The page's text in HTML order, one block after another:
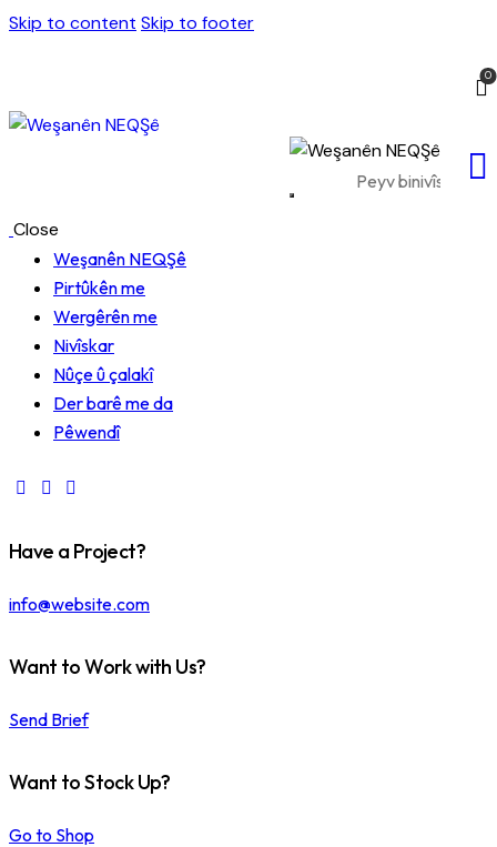
Skip to content Skip to footer
0
Close
Weşanên NEQŞê
Pirtûkên me
Wergêrên me
Nivîskar
Nûçe û çalakî
Der barê me da
Pêwendî
Have a Project?
info@website.com
Want to Work with Us?
Send Brief
Want to Stock Up?
Go to Shop